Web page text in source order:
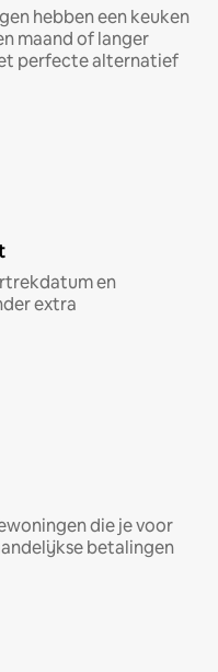
hebben een keuken
maand of langer
perfecte alternatief
en
extra
die je voor
betalingen